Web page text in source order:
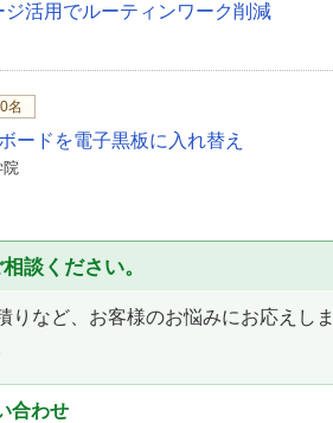
ジ活用でルーティンワーク削減
名
ードを電子黒板に入れ替え
院
談ください。
りなど、お客様のお悩みにお応えし
合わせ